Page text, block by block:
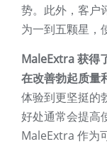
势。此外，客户
为一到五颗星，
MaleExtra 获得
在改善勃起质量
体验到更坚挺的
好处通常会提高
MaleExtra 作为